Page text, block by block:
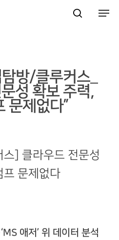
방/클루커스_
성 확보 주력,
문제없다”
스] 클라우드 전문성
프 문제없다
애저’ 위 데이터 분석